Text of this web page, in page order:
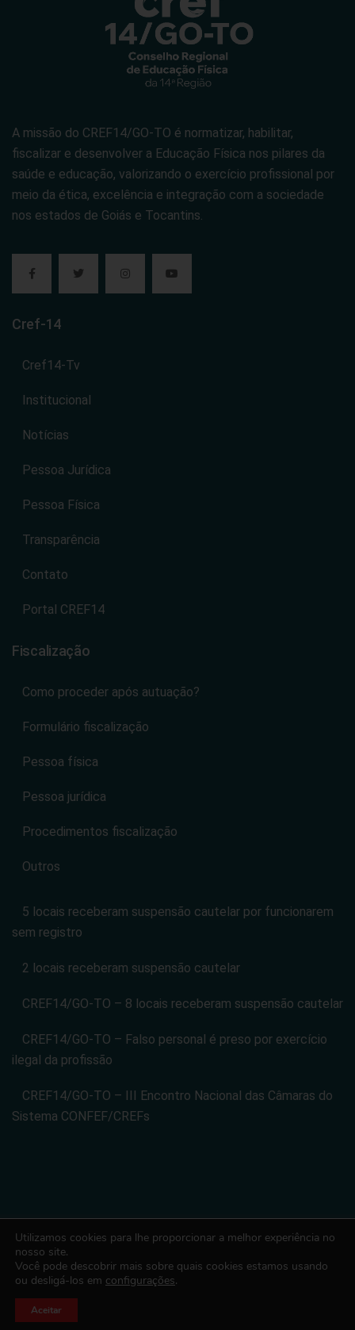
A missão do CREF14/GO-TO é normatizar, habilitar,
fiscalizar e desenvolver a Educação Física nos pilares da
saúde e educação, valorizando o exercício profissional por
meio da ética, excelência e integração com a sociedade
nos estados de Goiás e Tocantins.
Cref-14
Cref14-Tv
Institucional
Notícias
Pessoa Jurídica
Pessoa Física
Transparência
Contato
Portal CREF14
Fiscalização
Como proceder após autuação?
Formulário fiscalização
Pessoa física
Pessoa jurídica
Procedimentos fiscalização
Outros
5 locais receberam suspensão cautelar por funcionarem
sem registro
2 locais receberam suspensão cautelar
CREF14/GO-TO – 8 locais receberam suspensão cautelar
CREF14/GO-TO – Falso personal é preso por exercício
ilegal da profissão
CREF14/GO-TO – III Encontro Nacional das Câmaras do
Sistema CONFEF/CREFs
CONSELHO REGIONAL DE EDUCACAO FISICA DA 14 REGIAO -
CREF14/GO-TO. CNPJ: 08.024.822/0001-14
Todos os direitos reservados. Desenvolvido com ♡ por Conexão
Utilizamos cookies para lhe proporcionar a melhor experiência no
nosso site.
Você pode descobrir mais sobre quais cookies estamos usando
ou desligá-los em configurações.
Aceitar